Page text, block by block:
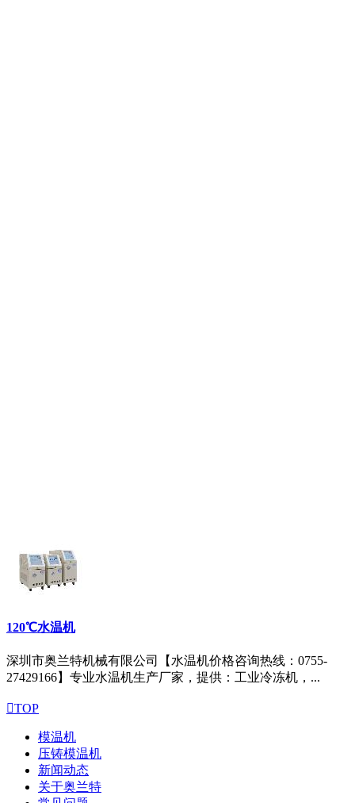
120℃水温机
深圳市奥兰特机械有限公司【水温机价格咨询热线：0755-
27429166】专业水温机生产厂家，提供：工业冷冻机，...
TOP
模温机
压铸模温机
新闻动态
关于奥兰特